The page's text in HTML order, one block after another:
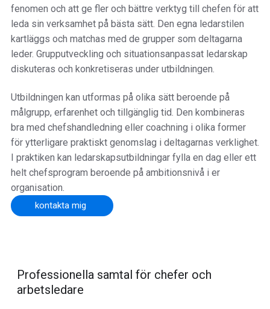
fenomen och att ge fler och bättre verktyg till chefen för att
leda sin verksamhet på bästa sätt. Den egna ledarstilen
kartläggs och matchas med de grupper som deltagarna
leder. Grupputveckling och situationsanpassat ledarskap
diskuteras och konkretiseras under utbildningen.
Utbildningen kan utformas på olika sätt beroende på
målgrupp, erfarenhet och tillgänglig tid. Den kombineras
bra med chefshandledning eller coachning i olika former
för ytterligare praktiskt genomslag i deltagarnas verklighet.
I praktiken kan ledarskapsutbildningar fylla en dag eller ett
helt chefsprogram beroende på ambitionsnivå i er
organisation.
kontakta mig
Professionella samtal för chefer och
arbetsledare